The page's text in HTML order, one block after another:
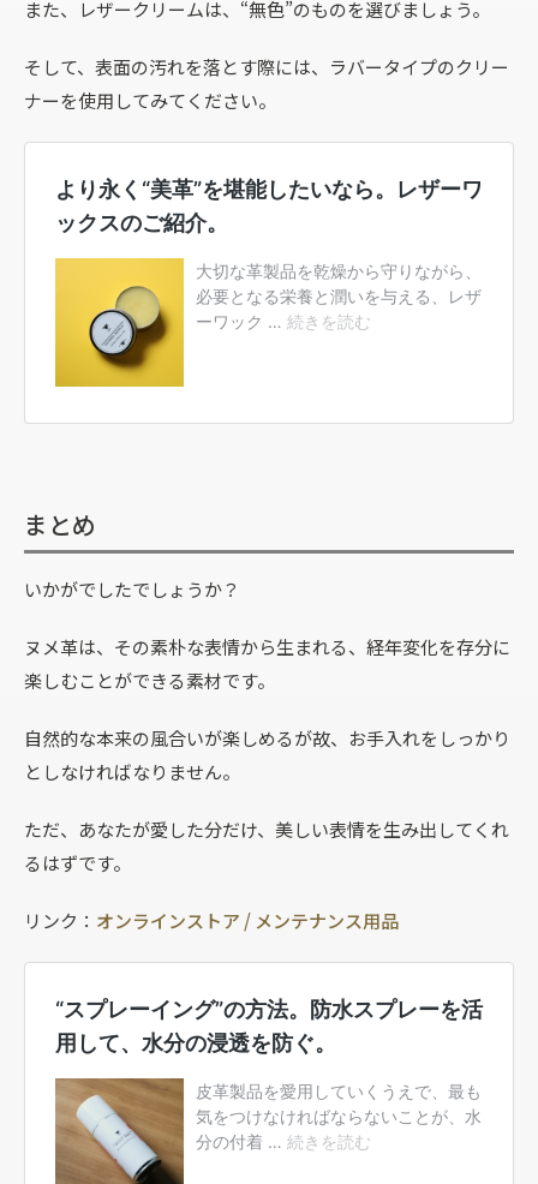
また、レザークリームは、“無色”のものを選びましょう。
そして、表面の汚れを落とす際には、ラバータイプのクリー
ナーを使用してみてください。
まとめ
いかがでしたでしょうか？
ヌメ革は、その素朴な表情から生まれる、経年変化を存分に
楽しむことができる素材です。
自然的な本来の風合いが楽しめるが故、お手入れをしっかり
としなければなりません。
ただ、あなたが愛した分だけ、美しい表情を生み出してくれ
るはずです。
リンク： オンラインストア / メンテナンス用品